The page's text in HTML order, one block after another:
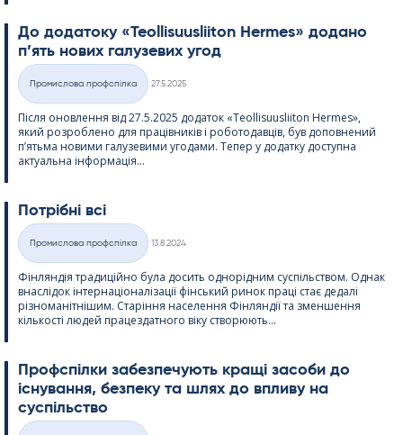
До додатоку «Teol­li­suus­lii­ton Her­mes» додано
п’ять нових галузевих угод
Категорії
Промислова профспілка
27.5.2025
Після оновлення від 27.5.2025 додаток «Teol­li­suus­lii­ton Her­mes»,
який розроблено для працівників і роботодавців, був доповнений
п’ятьма новими галузевими угодами. Тепер у додатку доступна
актуальна інформація...
Потрібні всі
Категорії
Промислова профспілка
13.8.2024
Фінляндія традиційно була досить однорідним суспільством. Однак
внаслідок інтернаціоналізації фінський ринок праці стає дедалі
різноманітнішим. Старіння населення Фінляндії та зменшення
кількості людей працездатного віку створюють...
Профспілки забезпечують кращі засоби до
існування, безпеку та шлях до впливу на
суспільство